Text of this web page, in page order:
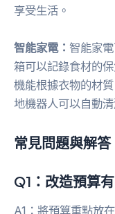
享受生活。
智能家電： 智能家
箱可以記錄食材的
機能根據衣物的材
地機器人可以自動
常見問題與解答
Q1：改造預算
A1：將預算重點放